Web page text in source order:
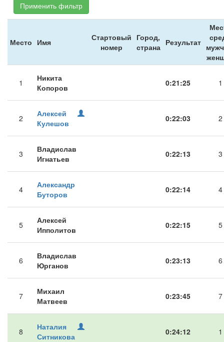
Применить фильтр
Место Имя
Стартовый
номер
Город,
страна Результат
1
Никита
Копоров
0:21:25 1
2
Алексей
Кулешов
0:22:03 2
3
Владислав
Игнатьев
0:22:13 3
4
Александр
Буторов
0:22:14 4
5
Алексей
Ипполитов
0:22:15 5
6
Владислав
Юрганов
0:23:13 6
7
Михаил
Матвеев
0:23:45 7
8
Наталия
Ситникова
0:24:12 1